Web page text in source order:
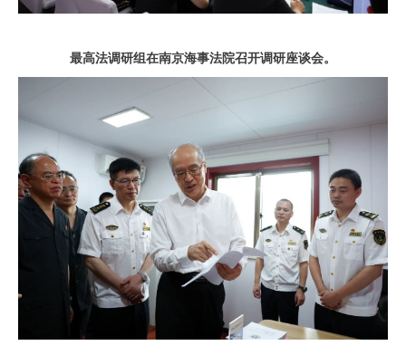
最高法调研组在南京海事法院召开调研座谈会。